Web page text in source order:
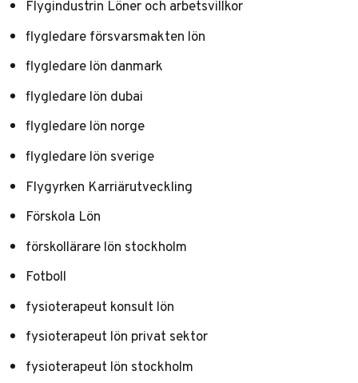
Flygindustrin Löner och arbetsvillkor
flygledare försvarsmakten lön
flygledare lön danmark
flygledare lön dubai
flygledare lön norge
flygledare lön sverige
Flygyrken Karriärutveckling
Förskola Lön
förskollärare lön stockholm
Fotboll
fysioterapeut konsult lön
fysioterapeut lön privat sektor
fysioterapeut lön stockholm